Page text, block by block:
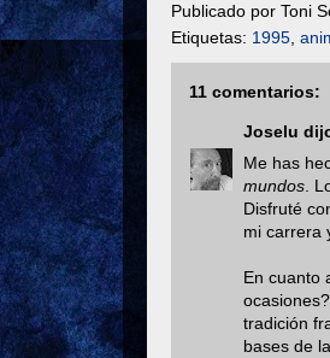
Publicado por Toni
Etiquetas: 1995
11 comentarios:
Joselu
Me has
mundos .
Disfruté
mi carrera
En cuanto
tradición
bases de